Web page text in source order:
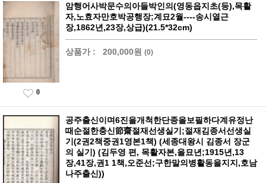
암행어사박문수의아들박인의(영동읍지초(등),목활
자,노효자만호박공행장;계묘2월----송시열근
장,1862년,23장,상급)(21.5*32cm)
상품가 : 200,000원 (0)
0
공주출신이며6진을개척한단종을보필하다계유정난
때순절한충신節齋절재선생실기;절재김종서선생실
기(2권2책중권1영본1책) (세종대왕시 김종서 장군
의 실기) (김두영 편, 목활자본,을묘년;1915년,13
장,41장,권1 1책,오준선;구한말의병활동을지지,호남
나주출신))